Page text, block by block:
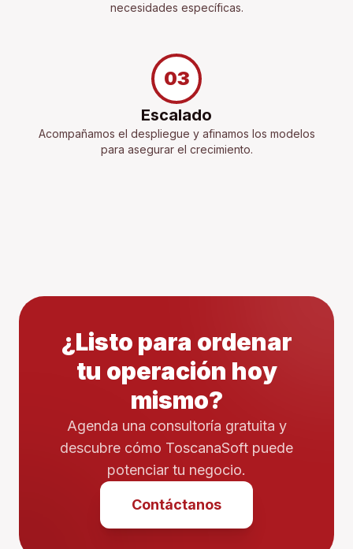
necesidades específicas.
03
Escalado
Acompañamos el despliegue y afinamos los modelos
para asegurar el crecimiento.
¿Listo para ordenar
tu operación hoy
mismo?
Agenda una consultoría gratuita y
descubre cómo ToscanaSoft puede
potenciar tu negocio.
Contáctanos